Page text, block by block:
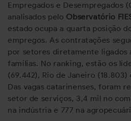
Empregados e Desempregados
analisados pelo Observatório
estado ocupa a quarta posição
empregos. As contratações
por setores diretamente ligados
famílias. No ranking, estão os
(69.442), Rio de Janeiro (18.803)
Das vagas catarinenses, foram
setor de serviços, 3,4 mil no
na indústria e 777 na